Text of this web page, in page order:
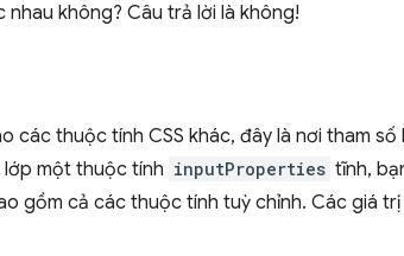
không? Câu trả lời là không!
các thuộc tính CSS khác, đây là nơi tham số
một thuộc tính inputProperties tĩnh,
gồm cả các thuộc tính tuỳ chỉnh. Các giá